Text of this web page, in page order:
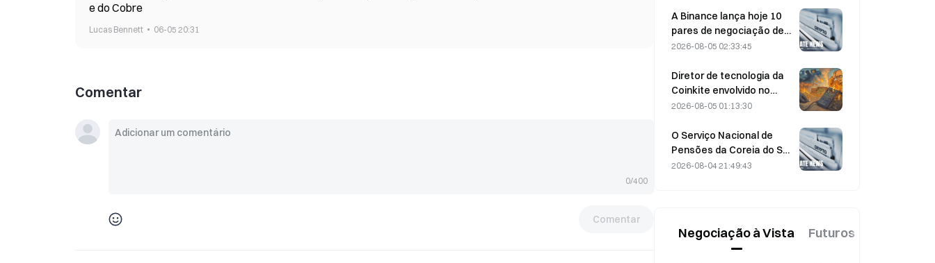
e do Cobre
Lucas Bennett 06-05 20:31
Comentar
0/400
Comentar
de Ormuz, em 5 de agosto
A Binance lança hoje 10
pares de negociação de
bStocks às 20:00 (UTC+8),
a 0.
2026-08-05 02:33:45
Diretor de tecnologia da
Coinkite envolvido no
incidente relacionado
na Coldcard, que
desencadeou quatro
ondas de ataques e
2026-08-05 01:13:30
O Serviço Nacional de
Pensões da Coreia do Sul
muda para ações mais
2026-08-04 21:49:43
Negociação à Vista Futuros